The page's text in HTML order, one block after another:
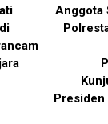
Anggota
Presiden